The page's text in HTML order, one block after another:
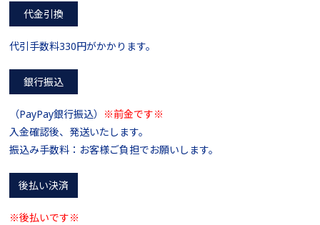
代金引換
代引手数料330円がかかります。
銀行振込
（PayPay銀行振込） ※前金です※
入金確認後、発送いたします。
振込み手数料：お客様ご負担でお願いします。
後払い決済
※後払いです※